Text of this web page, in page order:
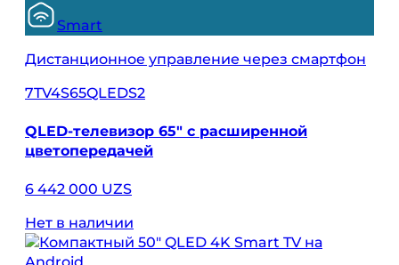
Smart
Дистанционное управление через смартфон
7TV4S65QLEDS2
QLED-телевизор 65″ с расширенной
цветопередачей
6 442 000 UZS
Нет в наличии